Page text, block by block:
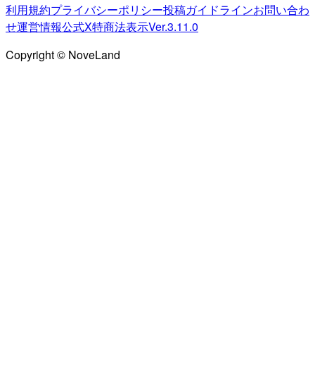
利用規約プライバシーポリシー投稿ガイドラインお問い合わ
せ運営情報公式X特商法表示Ver.3.11.0
Copyright © NoveLand